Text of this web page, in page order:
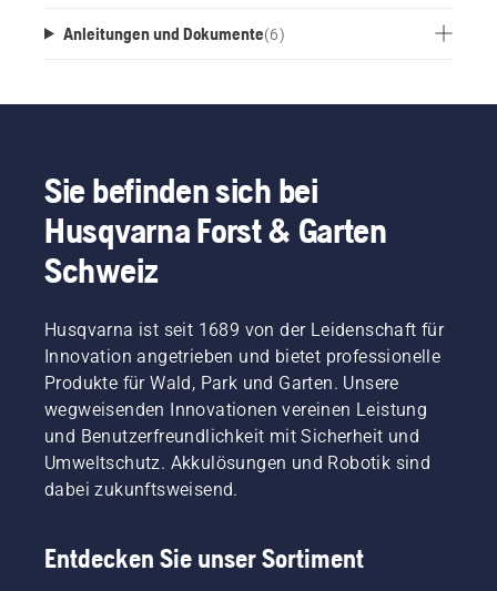
Anleitungen und Dokumente(6)
Sie befinden sich bei
Husqvarna Forst & Garten
Schweiz
Husqvarna ist seit 1689 von der Leidenschaft für
Innovation angetrieben und bietet professionelle
Produkte für Wald, Park und Garten. Unsere
wegweisenden Innovationen vereinen Leistung
und Benutzerfreundlichkeit mit Sicherheit und
Umweltschutz. Akkulösungen und Robotik sind
dabei zukunftsweisend.
Entdecken Sie unser Sortiment